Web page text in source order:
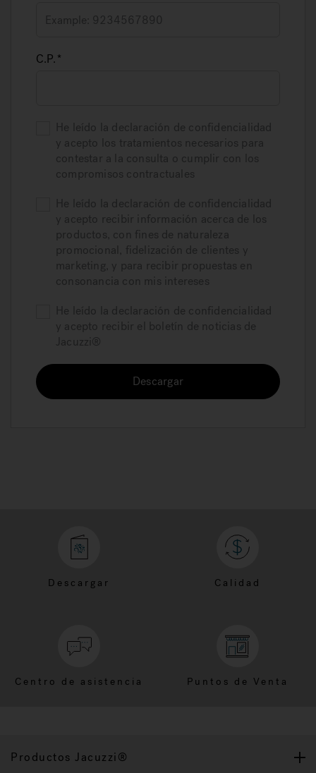
C.P.
He leído la declaración de confidencialidad
y acepto los tratamientos necesarios para
contestar a la consulta o cumplir con los
compromisos contractuales
He leído la declaración de confidencialidad
y acepto recibir información acerca de los
productos, con fines de naturaleza
promocional, fidelización de clientes y
marketing, y para recibir propuestas en
consonancia con mis intereses
He leído la declaración de confidencialidad
y acepto recibir el boletín de noticias de
Jacuzzi®
Descargar
Descargar Calidad
Centro de asistencia Puntos de Venta
Productos Jacuzzi®